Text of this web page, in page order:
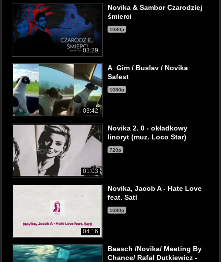
03:29
Novika & Sambor Czarodziej
śmierci
1080p
03:42
A_Gim / Buslav / Novika
Safest
1080p
01:03
Novika 2. 0 - okładkowy
linoryt (muz. Loco Star)
720p
04:16
Novika, Jacob A - Hate Love
feat. Satl
1080p
Baasch /Novika/ Meeting By
Chance/ Rafał Dutkiewicz -